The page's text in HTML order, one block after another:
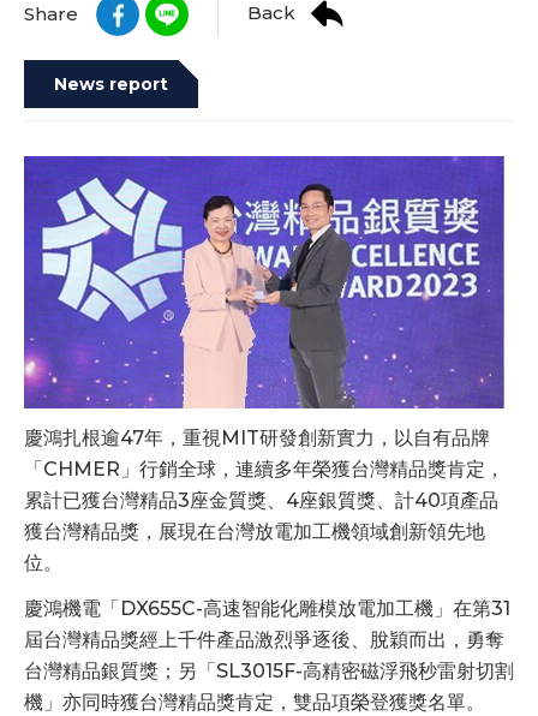
Share Back
News report
慶鴻扎根逾47年，重視MIT研發創新實力，以自有品牌
「CHMER」行銷全球，連續多年榮獲台灣精品獎肯定，
累計已獲台灣精品3座金質獎、4座銀質獎、計40項產品
獲台灣精品獎，展現在台灣放電加工機領域創新領先地
位。
慶鴻機電「DX655C-高速智能化雕模放電加工機」在第31
屆台灣精品獎經上千件產品激烈爭逐後、脫穎而出，勇奪
台灣精品銀質獎；另「SL3015F-高精密磁浮飛秒雷射切割
機」亦同時獲台灣精品獎肯定，雙品項榮登獲獎名單。